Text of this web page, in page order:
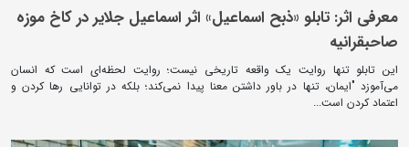
معرفی اثر: تابلو «ذبح اسماعیل» اثر اسماعیل جلایر در کاخ موزه
صاحبقرانیه
این تابلو تنها روایت یک واقعه تاریخی نیست؛ روایت لحظه‌ای است که انسان
می‌آموزد "ایمان، تنها در باور داشتن معنا پیدا نمی‌کند؛ بلکه در توانایی رها کردن و
اعتماد کردن است...